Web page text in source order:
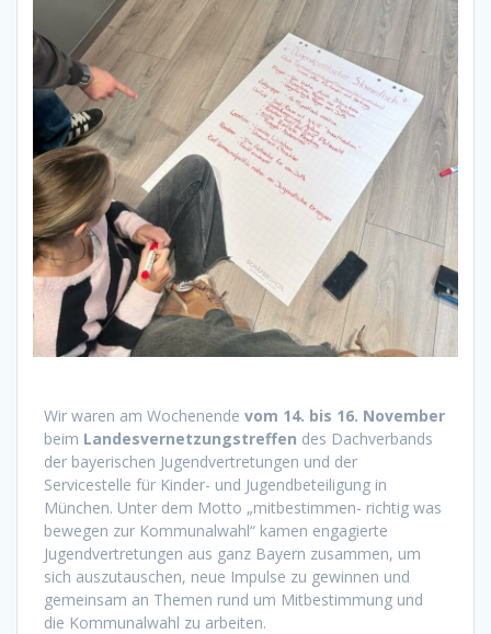
Wir waren am Wochenende vom 14. bis 16. November
beim Landesvernetzungstreffen des Dachverbands
der bayerischen Jugendvertretungen und der
Servicestelle für Kinder- und Jugendbeteiligung in
München. Unter dem Motto „mitbestimmen- richtig was
bewegen zur Kommunalwahl“ kamen engagierte
Jugendvertretungen aus ganz Bayern zusammen, um
sich auszutauschen, neue Impulse zu gewinnen und
gemeinsam an Themen rund um Mitbestimmung und
die Kommunalwahl zu arbeiten.